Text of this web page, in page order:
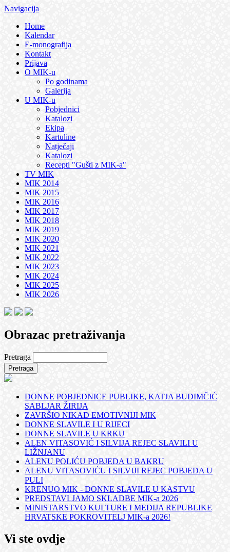
Navigacija
Home
Kalendar
E-monografija
Kontakt
Prijava
O MIK-u
Po godinama
Galerija
U MIK-u
Pobjednici
Katalozi
Ekipa
Kartuline
Natječaji
Katalozi
Recepti "Gušti z MIK-a"
TV MIK
MIK 2014
MIK 2015
MIK 2016
MIK 2017
MIK 2018
MIK 2019
MIK 2020
MIK 2021
MIK 2022
MIK 2023
MIK 2024
MIK 2025
MIK 2026
Obrazac pretraživanja
Pretraga
DONNE POBJEDNICE PUBLIKE, KATJA BUDIMČIĆ
SABLJAR ŽIRIJA
ZAVRŠIO NIKAD EMOTIVNIJI MIK
DONNE SLAVILE I U RIJECI
DONNE SLAVILE U KRKU
ALEN VITASOVIĆ I SILVIJA REJEC SLAVILI U
LIŽNJANU
ALENU POLIĆU POBJEDA U BAKRU
ALENU VITASOVIĆU I SILVIJI REJEC POBJEDA U
PULI
KRENUO MIK - DONNE SLAVILE U KASTVU
PREDSTAVLJAMO SKLADBE MIK-a 2026
MINISTARSTVO KULTURE I MEDIJA REPUBLIKE
HRVATSKE POKROVITELJ MIK-a 2026!
Vi ste ovdje